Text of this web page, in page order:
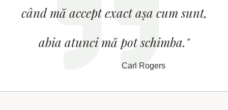
când mă accept exact așa cum sunt,
abia atunci mă pot schimba."
Carl Rogers